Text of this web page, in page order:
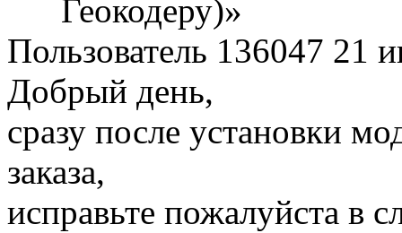
Геокодеру)»
Пользователь 136047 21
Добрый день,
сразу после установки
заказа,
исправьте пожалуйста в